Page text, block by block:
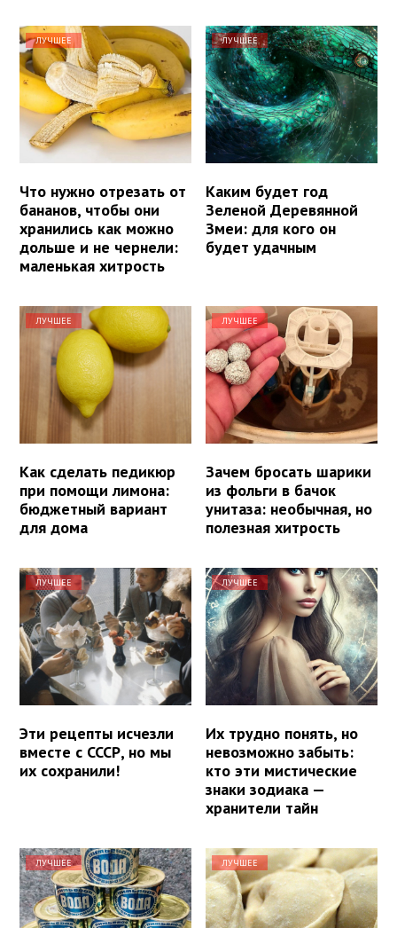
ЛУЧШЕЕ
Что нужно отрезать от
бананов, чтобы они
хранились как можно
дольше и не чернели:
маленькая хитрость
ЛУЧШЕЕ
Каким будет год
Зеленой Деревянной
Змеи: для кого он
будет удачным
ЛУЧШЕЕ
Как сделать педикюр
при помощи лимона:
бюджетный вариант
для дома
ЛУЧШЕЕ
Зачем бросать шарики
из фольги в бачок
унитаза: необычная, но
полезная хитрость
ЛУЧШЕЕ
Эти рецепты исчезли
вместе с СССР, но мы
их сохранили!
ЛУЧШЕЕ
Их трудно понять, но
невозможно забыть:
кто эти мистические
знаки зодиака —
хранители тайн
ЛУЧШЕЕ ЛУЧШЕЕ